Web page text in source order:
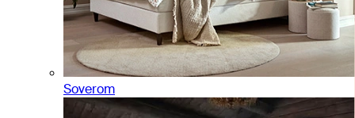
Soverom